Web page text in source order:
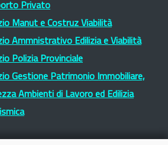
Privato
Manut e Costruz Viabilità
Ammnistrativo Edilizia e Viabilità
Polizia Provinciale
Gestione Patrimonio Immobiliare,
Ambienti di Lavoro ed Edilizia